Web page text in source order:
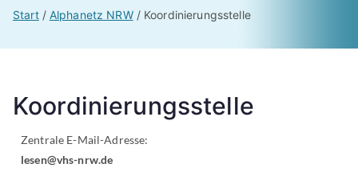
etz
NRW
Grundbildung NRW
Start Alphanetz NRW Koordinierungsstelle
Koordinierungsstelle
Zentrale E-Mail-Adresse:
lesen@vhs-nrw.de